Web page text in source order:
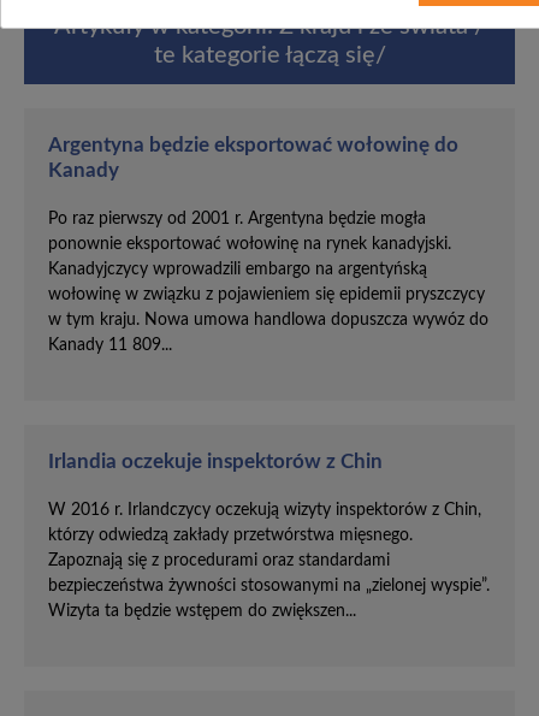
Artykuły w kategorii: Z kraju i ze świata /
te kategorie łączą się/
Argentyna będzie eksportować wołowinę do
Kanady
Po raz pierwszy od 2001 r. Argentyna będzie mogła
ponownie eksportować wołowinę na rynek kanadyjski.
Kanadyjczycy wprowadzili embargo na argentyńską
wołowinę w związku z pojawieniem się epidemii pryszczycy
w tym kraju. Nowa umowa handlowa dopuszcza wywóz do
Kanady 11 809...
Irlandia oczekuje inspektorów z Chin
W 2016 r. Irlandczycy oczekują wizyty inspektorów z Chin,
którzy odwiedzą zakłady przetwórstwa mięsnego.
Zapoznają się z procedurami oraz standardami
bezpieczeństwa żywności stosowanymi na „zielonej wyspie”.
Wizyta ta będzie wstępem do zwiększen...